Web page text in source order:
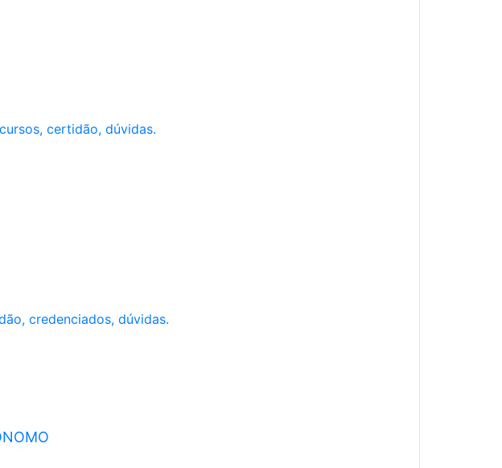
certidão, dúvidas.
credenciados, dúvidas.